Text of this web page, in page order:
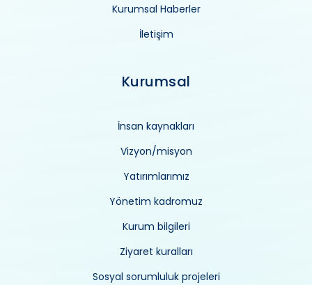
Kurumsal Haberler
İletişim
Kurumsal
İnsan kaynakları
Vizyon/misyon
Yatırımlarımız
Yönetim kadromuz
Kurum bilgileri
Ziyaret kuralları
Sosyal sorumluluk projeleri